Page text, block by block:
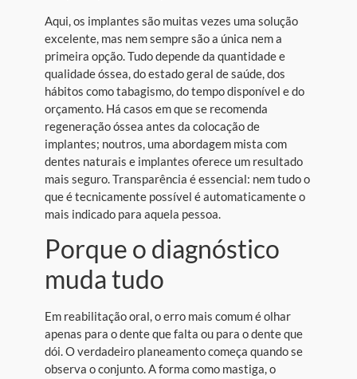
Aqui, os implantes são muitas vezes uma solução
excelente, mas nem sempre são a única nem a
primeira opção. Tudo depende da quantidade e
qualidade óssea, do estado geral de saúde, dos
hábitos como tabagismo, do tempo disponível e do
orçamento. Há casos em que se recomenda
regeneração óssea antes da colocação de
implantes; noutros, uma abordagem mista com
dentes naturais e implantes oferece um resultado
mais seguro. Transparência é essencial: nem tudo o
que é tecnicamente possível é automaticamente o
mais indicado para aquela pessoa.
Porque o diagnóstico
muda tudo
Em reabilitação oral, o erro mais comum é olhar
apenas para o dente que falta ou para o dente que
dói. O verdadeiro planeamento começa quando se
observa o conjunto. A forma como mastiga, o